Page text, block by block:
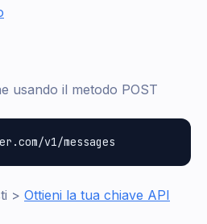
usando il metodo POST
> Ottieni la tua chiave API